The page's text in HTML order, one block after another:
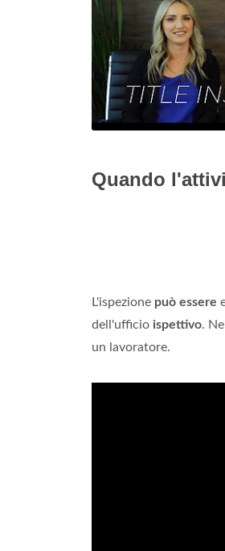
Quando
L'ispezione può essere
dell'ufficio ispettivo.
un lavoratore.